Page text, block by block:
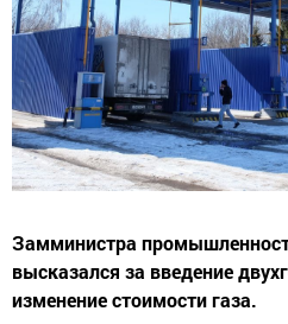
Замминистра
высказался за введение
изменение стоимости газа.